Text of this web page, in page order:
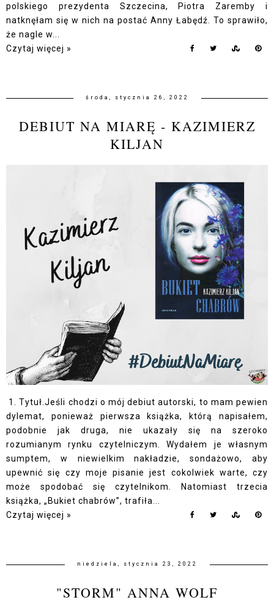
polskiego prezydenta Szczecina, Piotra Zaremby i
natknęłam się w nich na postać Anny Łabędź. To sprawiło,
że nagle w...
Czytaj więcej »
środa, stycznia 26, 2022
DEBIUT NA MIARĘ - KAZIMIERZ
KILJAN
1. Tytuł.Jeśli chodzi o mój debiut autorski, to mam pewien
dylemat, ponieważ pierwsza książka, którą napisałem,
podobnie jak druga, nie ukazały się na szeroko
rozumianym rynku czytelniczym. Wydałem je własnym
sumptem, w niewielkim nakładzie, sondażowo, aby
upewnić się czy moje pisanie jest cokolwiek warte, czy
może spodobać się czytelnikom. Natomiast trzecia
książka, „Bukiet chabrów”, trafiła...
Czytaj więcej »
niedziela, stycznia 23, 2022
"STORM" ANNA WOLF